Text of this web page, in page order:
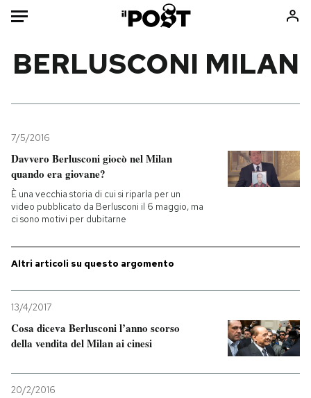
Mondo
Politica
Tecnologia
Internet
Scienza
Economia
Consumismi
Ok Boomer!
PODCAST
NEWSLETTER
BERLUSCONI MILAN
7/5/2016
Davvero Berlusconi giocò nel Milan
quando era giovane?
È una vecchia storia di cui si riparla per un
video pubblicato da Berlusconi il 6 maggio, ma
ci sono motivi per dubitarne
Altri articoli su questo argomento
13/4/2017
Cosa diceva Berlusconi l’anno scorso
della vendita del Milan ai cinesi
20/2/2016